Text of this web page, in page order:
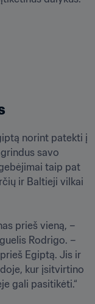
norint patekti į
savo
taip pat
ir Baltieji vilkai
prieš vieną, –
Rodrigo. –
Egiptą. Jis ir
kur įsitvirtino
gali pasitikėti.“